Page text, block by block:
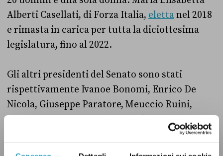
Alberti Casellati, di Forza Italia, elettanel 2018
e rimasta in carica per tutta la diciottesima
legislatura, fino al 2022.
Gli altri presidenti del Senato sono stati
rispettivamente Ivanoe Bonomi, Enrico De
Nicola, Giuseppe Paratore, Meuccio Ruini,
Cesare Merzagora, Ennio Zelioli Lanzini,
Amintore Fanfani, Gianni Spagnolli, Tommaso